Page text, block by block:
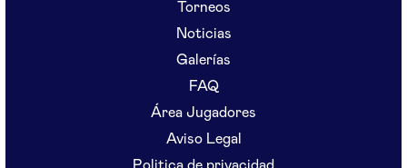
Torneos
Noticias
Galerías
FAQ
Área Jugadores
Aviso Legal